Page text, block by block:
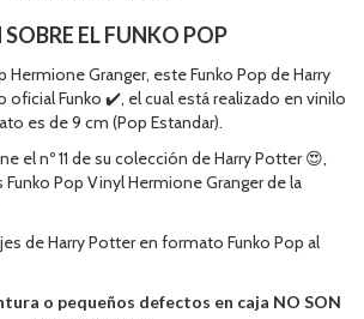
EL FUNKO POP
Hermione Granger, este Funko Pop de Harry
oficial Funko ✔️, el cual está realizado en vinilo
es de 9 cm (Pop Estandar).
el nº 11 de su colección de Harry Potter 😍,
Pop Vinyl Hermione Granger de la
de Harry Potter en formato Funko Pop al
o pequeños defectos en caja NO SON